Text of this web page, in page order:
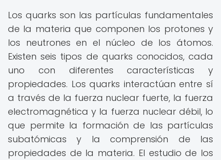
Los quarks son las partículas fundamentales
de la materia que componen los protones y
los neutrones en el núcleo de los átomos.
Existen seis tipos de quarks conocidos, cada
uno con diferentes características y
propiedades. Los quarks interactúan entre sí
a través de la fuerza nuclear fuerte, la fuerza
electromagnética y la fuerza nuclear débil, lo
que permite la formación de las partículas
subatómicas y la comprensión de las
propiedades de la materia. El estudio de los